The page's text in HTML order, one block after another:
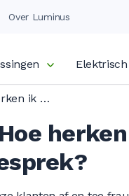
Over Luminus
Luminus: Hoe herken ik een frauduleus telefoongesprek?